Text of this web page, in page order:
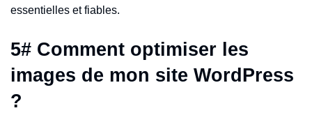
essentielles et fiables.
5# Comment optimiser les
images de mon site WordPress
?